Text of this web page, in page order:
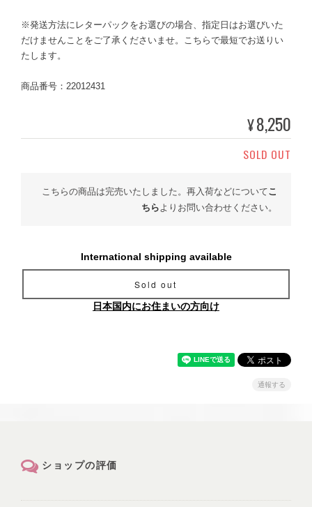
※発送方法にレターパックをお選びの場合、指定日はお選びいた
だけませんことをご了承くださいませ。こちらで最短でお送りい
たします。
商品番号：22012431
¥8,250
SOLD OUT
こちらの商品は完売いたしました。再入荷などについてこ
ちらよりお問い合わせください。
International shipping available
Sold out
日本国内にお住まいの方向け
通報する
ショップの評価